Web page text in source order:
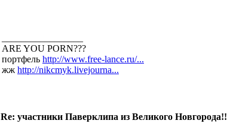
ARE YOU PORN???
портфель http://www.free-lance.ru/...
жж http://nikcmyk.livejourna...
Re: участники Паверклипа из Великого